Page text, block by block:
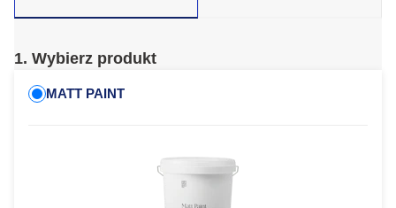
1. Wybierz produkt
MATT PAINT